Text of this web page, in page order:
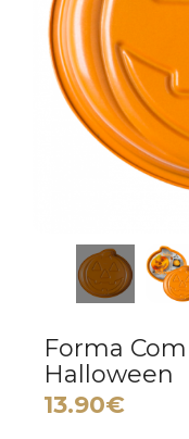
Forma
Halloween
13.90€